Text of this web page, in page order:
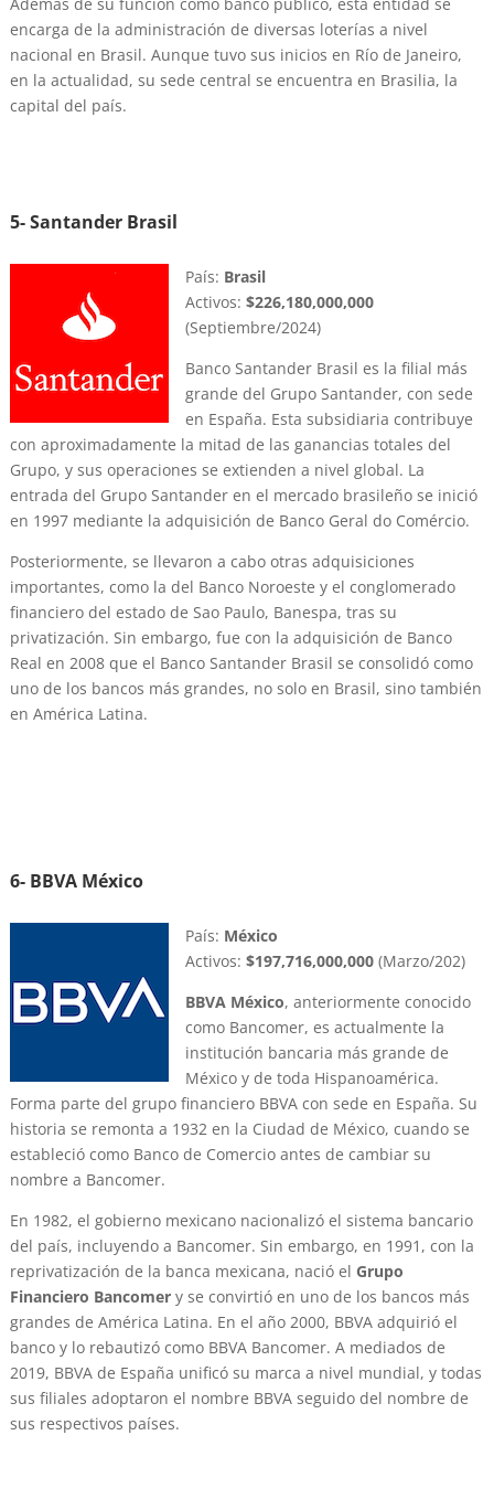
encarga de la administración de diversas loterías a nivel
nacional en Brasil. Aunque tuvo sus inicios en Río de Janeiro,
en la actualidad, su sede central se encuentra en Brasilia, la
capital del país.
5-Santander Brasil
País: Brasil
Activos: $226,180,000,000
(Septiembre/2024)
Banco Santander Brasil es la filial más
grande del Grupo Santander, con sede
en España. Esta subsidiaria contribuye
con aproximadamente la mitad de las ganancias totales del
Grupo, y sus operaciones se extienden a nivel global. La
entrada del Grupo Santander en el mercado brasileño se inició
en 1997 mediante la adquisición de Banco Geral do Comércio.
Posteriormente, se llevaron a cabo otras adquisiciones
importantes, como la del Banco Noroeste y el conglomerado
financiero del estado de Sao Paulo, Banespa, tras su
privatización. Sin embargo, fue con la adquisición de Banco
Real en 2008 que el Banco Santander Brasil se consolidó como
uno de los bancos más grandes, no solo en Brasil, sino también
en América Latina.
6- BBVA México
País: México
Activos: $197,716,000,000 (Marzo/202)
BBVA México, anteriormente conocido
como Bancomer, es actualmente la
institución bancaria más grande de
México y de toda Hispanoamérica.
Forma parte del grupo financiero BBVA con sede en España. Su
historia se remonta a 1932 en la Ciudad de México, cuando se
estableció como Banco de Comercio antes de cambiar su
nombre a Bancomer.
En 1982, el gobierno mexicano nacionalizó el sistema bancario
del país, incluyendo a Bancomer. Sin embargo, en 1991, con la
reprivatización de la banca mexicana, nació el Grupo
Financiero Bancomer y se convirtió en uno de los bancos más
grandes de América Latina. En el año 2000, BBVA adquirió el
banco y lo rebautizó como BBVA Bancomer. A mediados de
2019, BBVA de España unificó su marca a nivel mundial, y todas
sus filiales adoptaron el nombre BBVA seguido del nombre de
sus respectivos países.